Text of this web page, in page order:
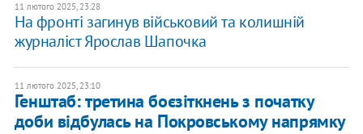
11 лютого 2025, 23:28
На фронті загинув військовий та колишній
журналіст Ярослав Шапочка
11 лютого 2025, 23:10
Генштаб: третина боєзіткнень з початку
доби відбулась на Покровському напрямку